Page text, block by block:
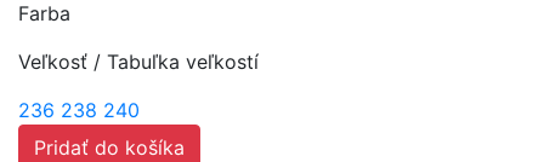
Farba
Veľkosť / Tabuľka veľkostí
236 238 240
Pridať do košíka